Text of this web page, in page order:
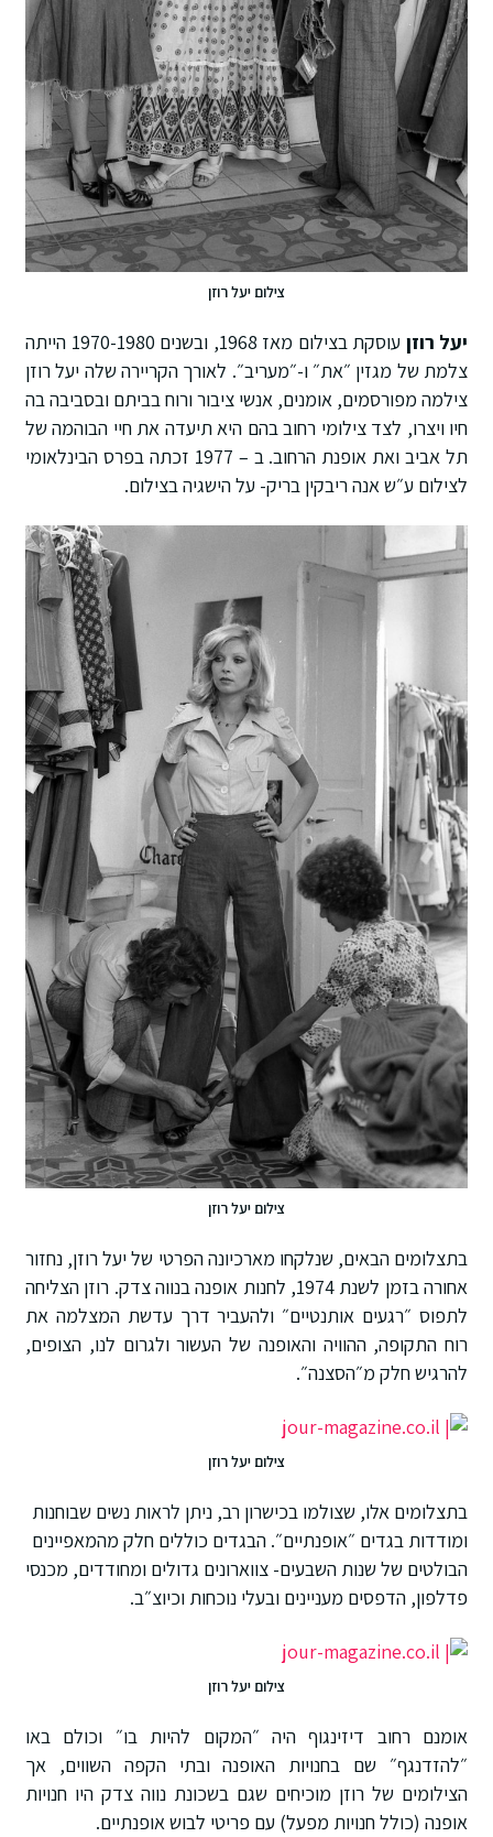
צילום יעל רוזן
יעל רוזן
עוסקת בצילום מאז 1968, ובשנים 1970-1980 הייתה
צלמת של מגזין ״את״ ו-״מעריב״. לאורך הקריירה שלה יעל רוזן
צילמה מפורסמים, אומנים, אנשי ציבור ורוח בביתם ובסביבה בה
חיו ויצרו, לצד צילומי רחוב בהם היא תיעדה את חיי הבוהמה של
תל אביב ואת אופנת הרחוב. ב – 1977 זכתה בפרס הבינלאומי
לצילום ע״ש אנה ריבקין בריק- על הישגיה בצילום.
צילום יעל רוזן
בתצלומים הבאים, שנלקחו מארכיונה הפרטי של יעל רוזן, נחזור
אחורה בזמן לשנת 1974, לחנות אופנה בנווה צדק. רוזן הצליחה
לתפוס ״רגעים אותנטיים״ ולהעביר דרך עדשת המצלמה את
רוח התקופה, ההוויה והאופנה של העשור ולגרום לנו, הצופים,
להרגיש חלק מ״הסצנה״.
צילום יעל רוזן
בתצלומים אלו, שצולמו בכישרון רב, ניתן לראות נשים שבוחנות
ומודדות בגדים ״אופנתיים״. הבגדים כוללים חלק מהמאפיינים
הבולטים של שנות השבעים- צווארונים גדולים ומחודדים, מכנסי
פדלפון, הדפסים מעניינים ובעלי נוכחות וכיוצ״ב.
צילום יעל רוזן
אומנם רחוב דיזינגוף היה ״המקום להיות בו״ וכולם באו
״להזדנגף״ שם בחנויות האופנה ובתי הקפה השווים, אך
הצילומים של רוזן מוכיחים שגם בשכונת נווה צדק היו חנויות
אופנה (כולל חנויות מפעל) עם פריטי לבוש אופנתיים.